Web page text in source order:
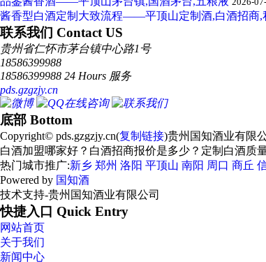
酱香型白酒定制大致流程——平顶山定制酒,白酒招商,
联系我们 Contact US
贵州省仁怀市茅台镇中心路1号
18586399988
18586399988 24 Hours 服务
pds.gzgzjy.cn
底部 Bottom
Copyright© pds.gzgzjy.cn(复制链接)贵州国知酒业有限
白酒加盟哪家好？白酒招商报价是多少？定制白酒质
热门城市推广:新乡 郑州 洛阳 平顶山 南阳 周口 商丘
Powered by 国知酒
技术支持-贵州国知酒业有限公司
快捷入口 Quick Entry
网站首页
关于我们
新闻中心